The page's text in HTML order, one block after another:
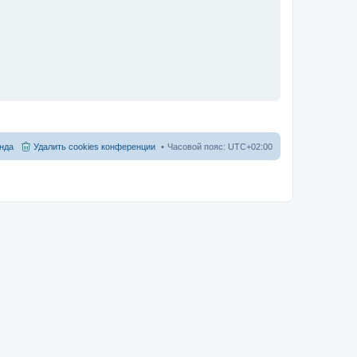
Часовой пояс: UTC+02:00
Удалить cookies конференции